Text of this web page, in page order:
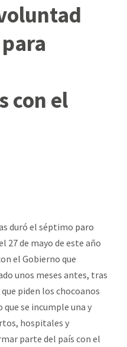
con el
duró el séptimo paro
27 de mayo de este año
el Gobierno que
unos meses antes, tras
piden los chocoanos
que se incumple una y
hospitales y
parte del país con el